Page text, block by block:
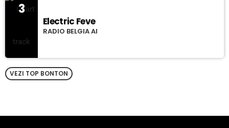
3
Electric Feve
RADIO BELGIA AI
VEZI TOP BONTON